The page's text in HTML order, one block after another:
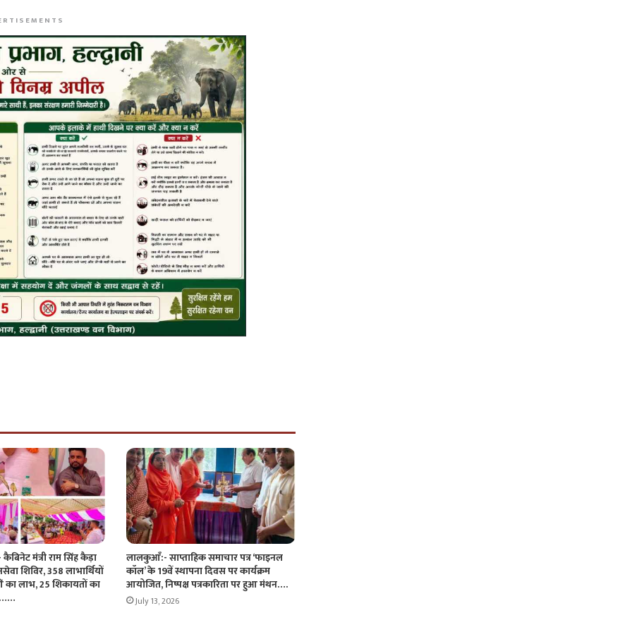
मंत्री राम सिंह कैड़ा
शिविर, 358 लाभार्थियों
का लाभ, 25 शिकायतों का
लालकुआँ:- साप्ताहिक समाचार पत्र ‘फाइनल
कॉल’ के 19वें स्थापना दिवस पर कार्यक्रम
आयोजित, निष्पक्ष पत्रकारिता पर हुआ मंथन….
July 13, 2026